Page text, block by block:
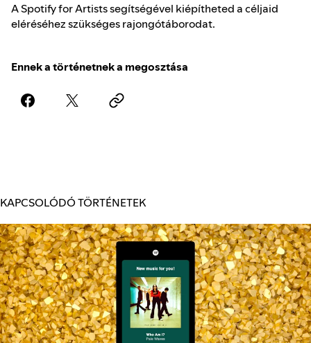
A Spotify for Artists segítségével kiépítheted a céljaid
eléréséhez szükséges rajongótáborodat.
Ennek a történetnek a megosztása
KAPCSOLÓDÓ TÖRTÉNETEK